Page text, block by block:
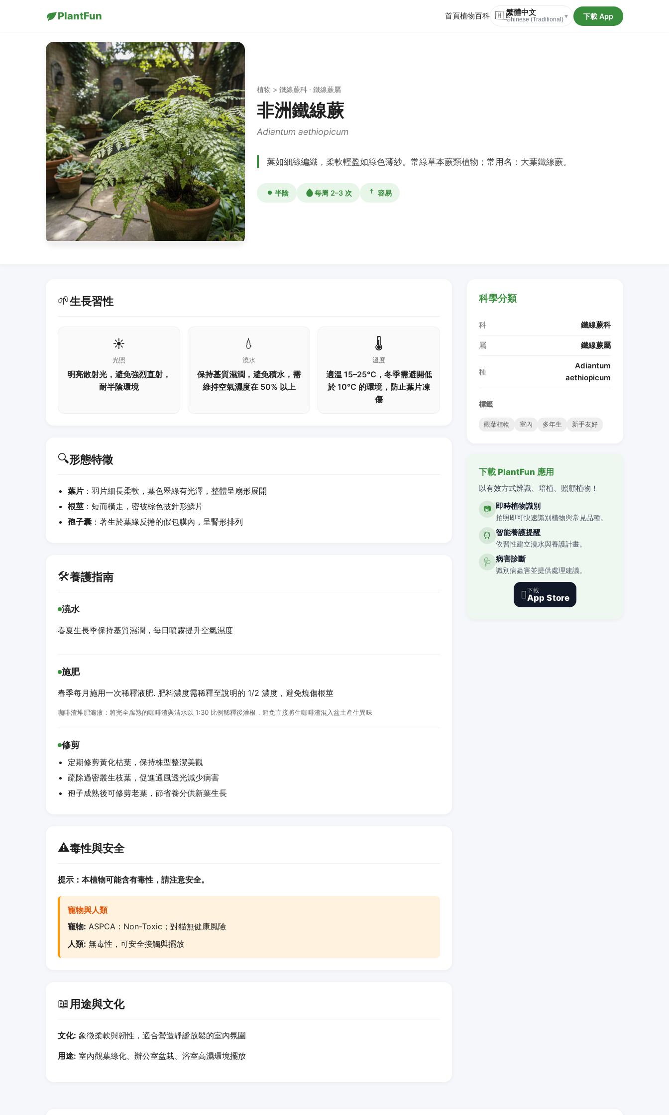
PlantFun 首頁植物百科 🇭🇰繁體中文
Chinese (Traditional)▾ 下載 App
植物 > 鐵線蕨科 · 鐵線蕨屬
非洲鐵線蕨
Adiantum aethiopicum
葉如細絲編織，柔軟輕盈如綠色薄紗。常綠草本蕨類植物；常用名：大葉鐵線蕨。
半陰 每周 2–3 次 容易
🌱生長習性
☀️
光照
明亮散射光，避免強烈直射，
耐半陰環境
💧
澆水
保持基質濕潤，避免積水，需
維持空氣濕度在 50% 以上
🌡️
溫度
適溫 15–25℃，冬季需避開低
於 10℃ 的環境，防止葉片凍
傷
🔍形態特徵
葉片 ：羽片細長柔軟，葉色翠綠有光澤，整體呈扇形展開
根莖 ：短而橫走，密被棕色披針形鱗片
孢子囊 ：著生於葉緣反捲的假包膜內，呈腎形排列
🛠️養護指南
澆水
春夏生長季保持基質濕潤，每日噴霧提升空氣濕度
施肥
春季每月施用一次稀釋液肥. 肥料濃度需稀釋至說明的 1/2 濃度，避免燒傷根莖
咖啡渣堆肥濾液：將完全腐熟的咖啡渣與清水以 1:30 比例稀釋後灌根，避免直接將生咖啡渣混入盆土產生異味
修剪
定期修剪黃化枯葉，保持株型整潔美觀
疏除過密叢生枝葉，促進通風透光減少病害
孢子成熟後可修剪老葉，節省養分供新葉生長
⚠️毒性與安全
提示：本植物可能含有毒性，請注意安全。
寵物與人類
寵物: ASPCA：Non-Toxic；對貓無健康風險
人類: 無毒性，可安全接觸與擺放
📖用途與文化
文化: 象徵柔軟與韌性，適合營造靜謐放鬆的室內氛圍
用途: 室內觀葉綠化、辦公室盆栽、浴室高濕環境擺放
科學分類
科 鐵線蕨科
屬 鐵線蕨屬
種
Adiantum
aethiopicum
標籤
觀葉植物 室內 多年生 新手友好
下載 PlantFun 應用
以有效方式辨識、培植、照顧植物！
📷 即時植物識別
拍照即可快速識別植物與常見品種。
⏰ 智能養護提醒
依習性建立澆水與養護計畫。
🩺 病害診斷
識別病蟲害並提供處理建議。
下載
App Store